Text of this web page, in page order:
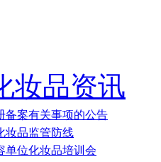
妆品资讯
备案有关事项的公告
妆品监管防线
单位化妆品培训会